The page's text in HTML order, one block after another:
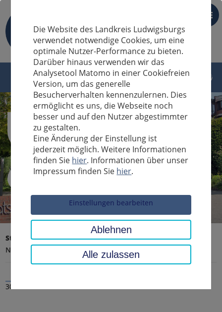
DE
Sucheingabe
Startseite Landratsamt, Landkreis
Aktuelles
Nachrichten
30.12.2024
Die Website des Landkreis Ludwigsburgs
verwendet notwendige Cookies, um eine
optimale Nutzer-Performance zu bieten.
Darüber hinaus verwenden wir das
Analysetool Matomo in einer Cookiefreien
Version, um das generelle
Besucherverhalten kennenzulernen. Dies
ermöglicht es uns, die Webseite noch
besser und auf den Nutzer abgestimmter
zu gestalten.
Eine Änderung der Einstellung ist
jederzeit möglich. Weitere Informationen
finden Sie hier. Informationen über unser
Impressum finden Sie hier.
Einstellungen bearbeiten
Ablehnen
Alle zulassen